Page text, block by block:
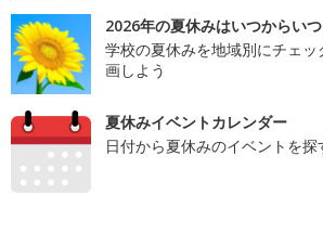
2026年の夏休みはいつからい
学校の夏休みを地域別にチェ
画しよう
夏休みイベントカレンダー
日付から夏休みのイベントを探